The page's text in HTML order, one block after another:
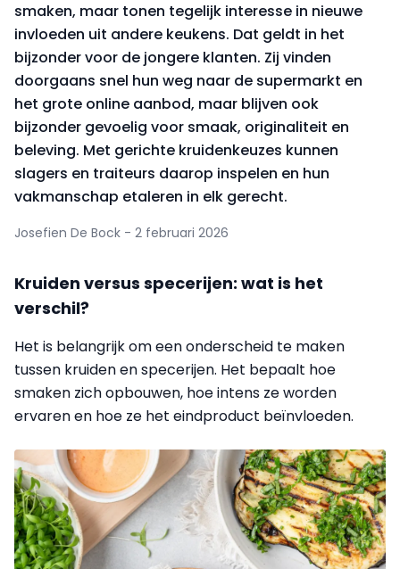
smaken, maar tonen tegelijk interesse in nieuwe
invloeden uit andere keukens. Dat geldt in het
bijzonder voor de jongere klanten. Zij vinden
doorgaans snel hun weg naar de supermarkt en
het grote online aanbod, maar blijven ook
bijzonder gevoelig voor smaak, originaliteit en
beleving. Met gerichte kruidenkeuzes kunnen
slagers en traiteurs daarop inspelen en hun
vakmanschap etaleren in elk gerecht.
Josefien De Bock - 2 februari 2026
Kruiden versus specerijen: wat is het
verschil?
Het is belangrijk om een onderscheid te maken
tussen kruiden en specerijen. Het bepaalt hoe
smaken zich opbouwen, hoe intens ze worden
ervaren en hoe ze het eindproduct beïnvloeden.